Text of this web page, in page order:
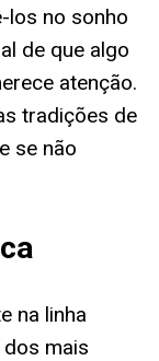
los no sonho
de que algo
atenção.
tradições de
se não
na linha
mais